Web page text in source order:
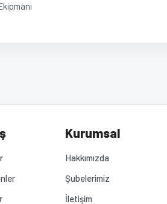
Kurumsal
Hakkımızda
Şubelerimiz
İletişim